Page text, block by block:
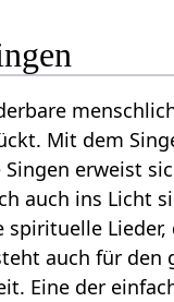
Mit dem
erweist
auch ins Licht
spirituelle
auch für den
Eine der